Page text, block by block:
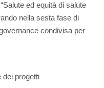
ed equità di salute
nella sesta fase di
condivisa per
dei progetti